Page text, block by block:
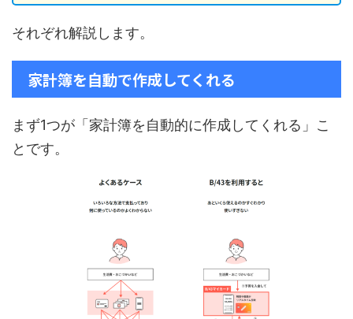
それぞれ解説します。
家計簿を自動で作成してくれる
まず1つが「家計簿を自動的に作成してくれる」こ
とです。